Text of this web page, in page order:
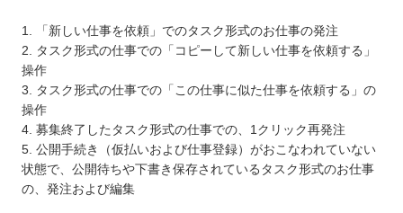
1. 「新しい仕事を依頼」でのタスク形式のお仕事の発注
2. タスク形式の仕事での「コピーして新しい仕事を依頼する」
操作
3. タスク形式の仕事での「この仕事に似た仕事を依頼する」の
操作
4. 募集終了したタスク形式の仕事での、1クリック再発注
5. 公開手続き（仮払いおよび仕事登録）がおこなわれていない
状態で、公開待ちや下書き保存されているタスク形式のお仕事
の、発注および編集